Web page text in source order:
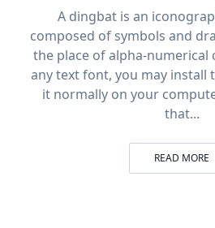
A dingbat is an
composed of symbols and
the place of alpha-numerical
any text font, you may install
it normally on your
that...
READ MORE